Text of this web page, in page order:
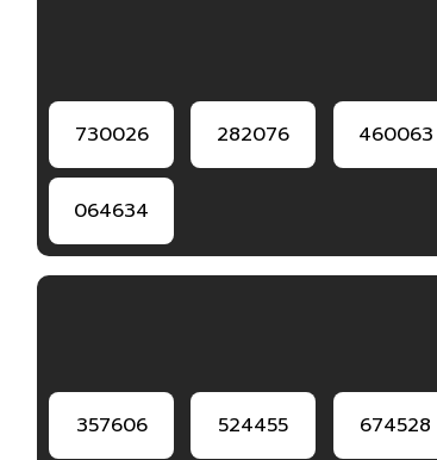
730026 282076 460063
064634
357606 524455 674528